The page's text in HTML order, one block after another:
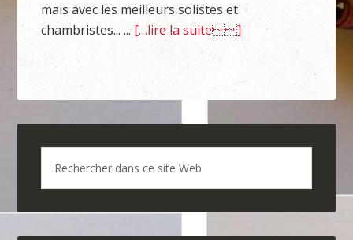
mais avec les meilleurs solistes et
chambristes... ... […lire la suite]